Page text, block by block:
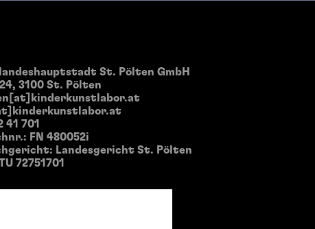
St. Pölten GmbH
3100 St. Pölten
41 701
FN 480052i
Landesgericht St. Pölten
72751701